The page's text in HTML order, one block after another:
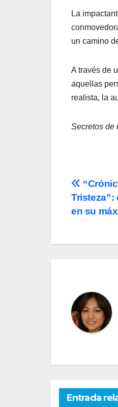
La
un camino
A través de
aquellas
realista, la
Secretos de
de
Tristeza”:
en su
Entrada